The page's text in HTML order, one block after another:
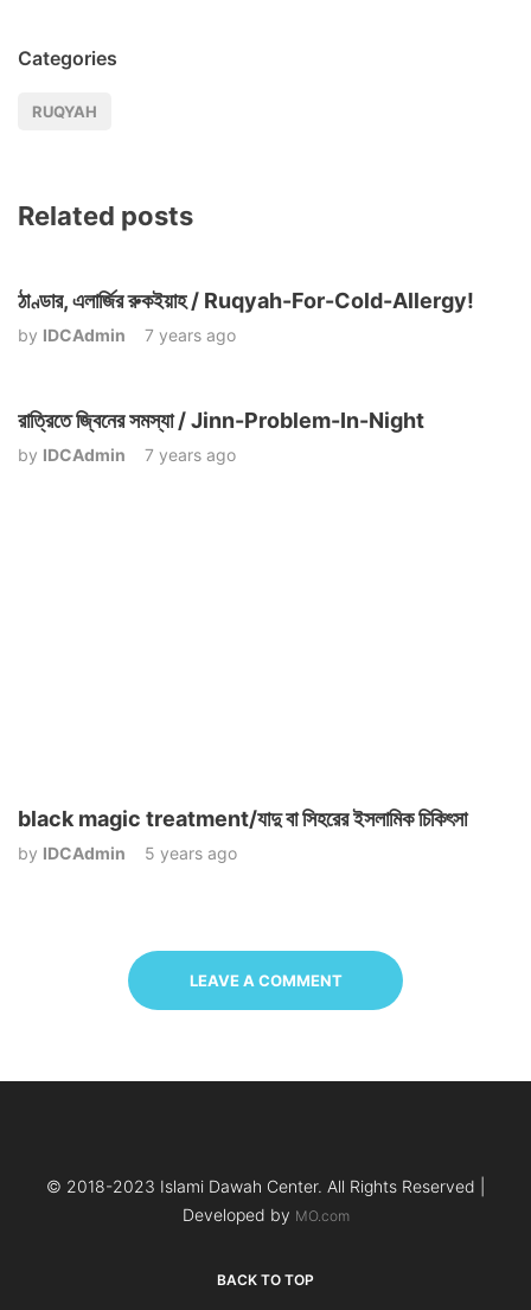
Categories
RUQYAH
Related posts
ঠাণ্ডার, এলার্জির রুকইয়াহ / Ruqyah-For-Cold-Allergy!
by IDCAdmin 7 years ago
রাত্রিতে জ্বিনের সমস্যা / Jinn-Problem-In-Night
by IDCAdmin 7 years ago
black magic treatment/যাদু বা সিহরের ইসলামিক চিকিৎসা
by IDCAdmin 5 years ago
LEAVE A COMMENT
© 2018-2023 Islami Dawah Center. All Rights Reserved |
Developed by MO.com
BACK TO TOP